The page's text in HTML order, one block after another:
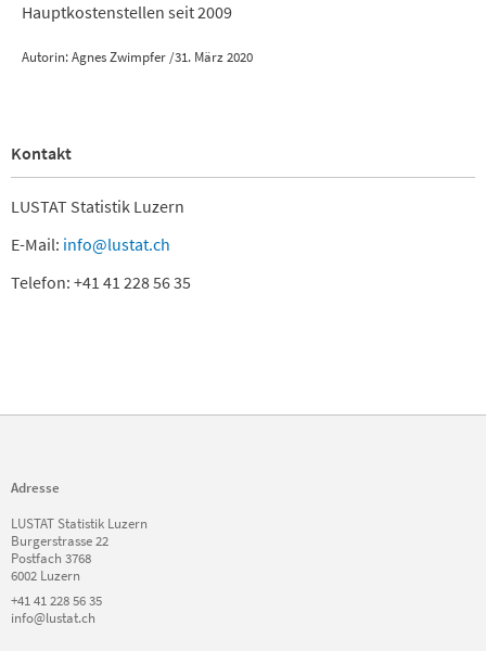
Hauptkostenstellen seit 2009
Autorin: Agnes Zwimpfer /31. März 2020
Kontakt
LUSTAT Statistik Luzern
E-Mail: info@lustat.ch
Telefon: +41 41 228 56 35
Adresse
LUSTAT Statistik Luzern
Burgerstrasse 22
Postfach 3768
6002 Luzern
+41 41 228 56 35
info@lustat.ch